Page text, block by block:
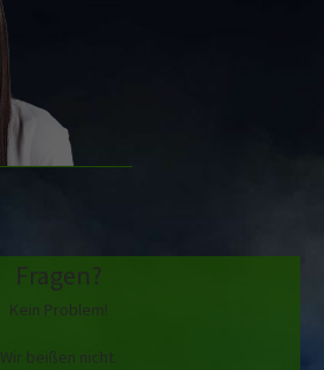
Fragen?
Kein Problem!
Wir beißen nicht.